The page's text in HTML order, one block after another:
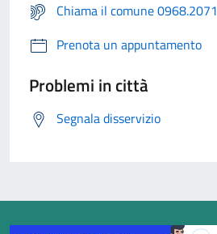
Chiama il comune 0968.2071
Prenota un appuntamento
Problemi in città
Segnala disservizio